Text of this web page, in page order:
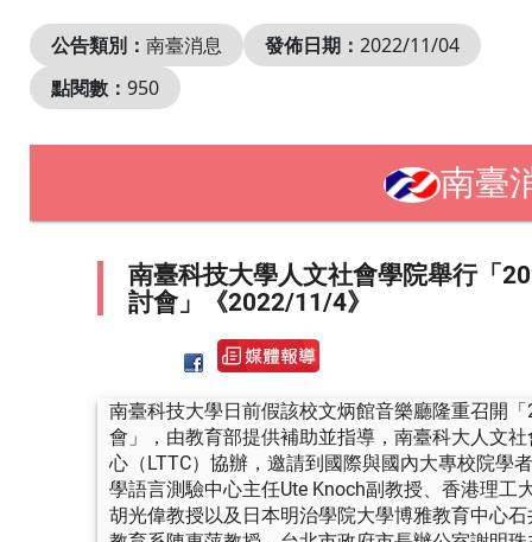
公告類別： 南臺消息 發佈日期： 2022/11/04
點閱數： 950